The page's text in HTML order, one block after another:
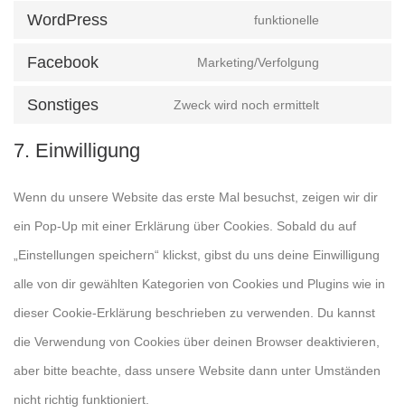
WordPress funktionelle
Facebook Marketing/Verfolgung
Sonstiges Zweck wird noch ermittelt
7. Einwilligung
Wenn du unsere Website das erste Mal besuchst, zeigen wir dir
ein Pop-Up mit einer Erklärung über Cookies. Sobald du auf
„Einstellungen speichern“ klickst, gibst du uns deine Einwilligung
alle von dir gewählten Kategorien von Cookies und Plugins wie in
dieser Cookie-Erklärung beschrieben zu verwenden. Du kannst
die Verwendung von Cookies über deinen Browser deaktivieren,
aber bitte beachte, dass unsere Website dann unter Umständen
nicht richtig funktioniert.